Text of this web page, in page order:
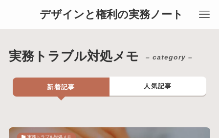
デザインと権利の実務ノート
実務トラブル対処メモ – category –
新着記事 人気記事
実務トラブル対処メモ